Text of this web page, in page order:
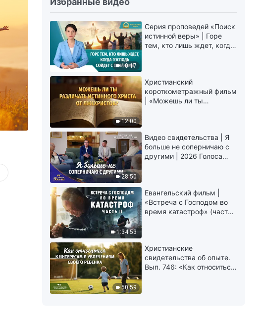
30:46
51:20
Слово Божье | Как стремиться
к истине (9) (Глава 3)
43:47
Слово Божье | Как стремиться
к истине (9) (Глава 4)
56:20
Слово Божье | Как стремиться
к истине (9) (Глава 5)
48:15
Слово Божье | Как стремиться
к истине (10) (Глава 1)
41:56
Слово Божье | Как стремиться
к истине (10) (Глава 2)
10:17
Серия проповедей «Поиск
истинной веры» | Горе
тем, кто лишь ждет, когда
12:00
Христианский
короткометражный фильм
| «Можешь ли ты
28:50
Видео свидетельства | Я
больше не соперничаю с
другими | 2026 Голоса
1:34:53
Евангельский фильм |
«Встреча с Господом во
время катастроф» (часть
50:59
Христианские
свидетельства об опыте.
Вып. 746: «Как относиться